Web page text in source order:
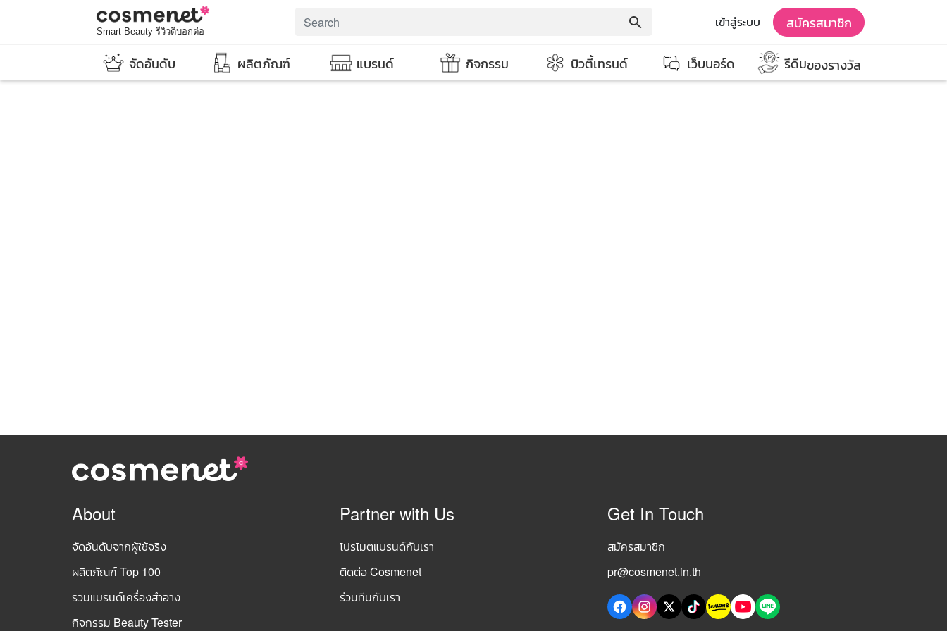
Smart Beauty รีวิวดีบอกต่อ
search เข้าสู่ระบบ สมัครสมาชิก
จัดอันดับ ผลิตภัณฑ์ แบรนด์ กิจกรรม บิวตี้เทรนด์ เว็บบอร์ด รีดีมของรางวัล
About
จัดอันดับจากผู้ใช้จริง
ผลิตภัณฑ์ Top 100
รวมแบรนด์เครื่องสำอาง
กิจกรรม Beauty Tester
Partner with Us
โปรโมตแบรนด์กับเรา
ติดต่อ Cosmenet
ร่วมทีมกับเรา
Get In Touch
สมัครสมาชิก
pr@cosmenet.in.th